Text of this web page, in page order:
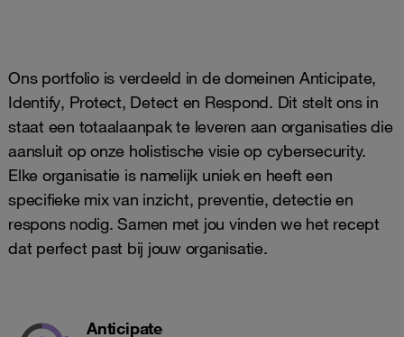
Ons portfolio is verdeeld in de domeinen Anticipate,
Identify, Protect, Detect en Respond. Dit stelt ons in
staat een totaalaanpak te leveren aan organisaties die
aansluit op onze holistische visie op cybersecurity.
Elke organisatie is namelijk uniek en heeft een
specifieke mix van inzicht, preventie, detectie en
respons nodig. Samen met jou vinden we het recept
dat perfect past bij jouw organisatie.
Anticipate